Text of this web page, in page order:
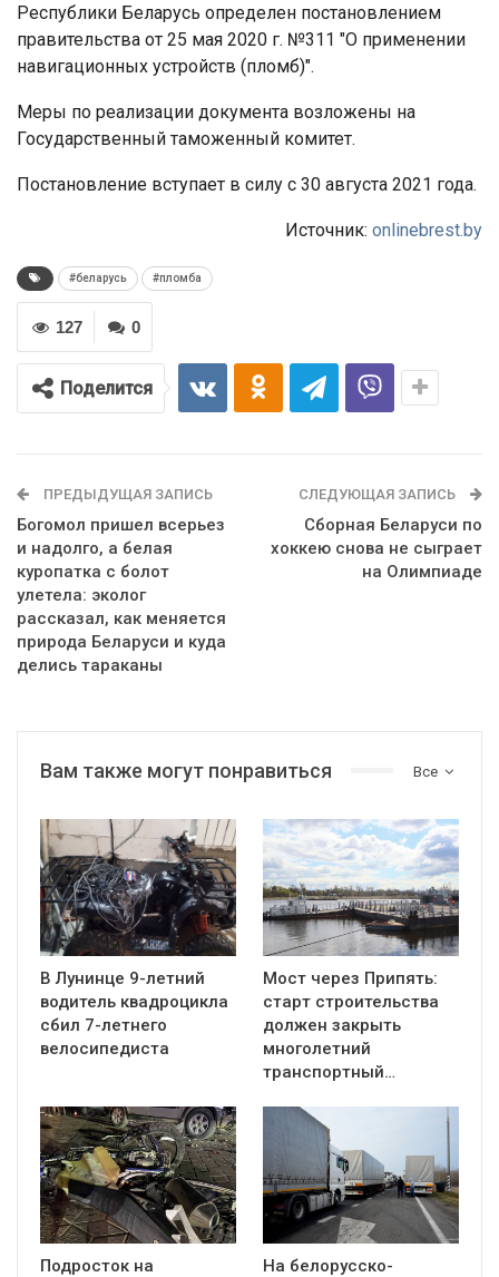
Республики Беларусь определен постановлением
правительства от 25 мая 2020 г. №311 "О применении
навигационных устройств (пломб)".
Меры по реализации документа возложены на
Государственный таможенный комитет.
Постановление вступает в силу с 30 августа 2021 года.
Источник: onlinebrest.by
#беларусь #пломба
0
127
Поделится
ПРЕДЫДУЩАЯ ЗАПИСЬ
Богомол пришел всерьез
и надолго, а белая
куропатка с болот
улетела: эколог
рассказал, как меняется
природа Беларуси и куда
делись тараканы
СЛЕДУЮЩАЯ ЗАПИСЬ
Сборная Беларуси по
хоккею снова не сыграет
на Олимпиаде
Все
Вам также могут понравиться
В Лунинце 9-летний
водитель квадроцикла
сбил 7-летнего
велосипедиста
Мост через Припять:
старт строительства
должен закрыть
многолетний
транспортный…
Подросток на На белорусско-